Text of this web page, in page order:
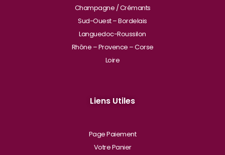
Champagne / Crémants
Sud-Ouest – Bordelais
Languedoc-Roussilon
Rhône – Provence – Corse
Loire
Liens Utiles
Page Paiement
Votre Panier